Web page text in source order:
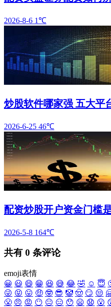
2026-8-6 1℃
炒股软件哪家强 五大平
2026-6-25 46℃
配资炒股开户资金门槛
2026-5-8 164℃
共有 0 条评论
emoji表情
😀 😃 😄 😁 😆 😅 😂 🤣 ☺️ 😇
😜 😝 😛 🤑 🤓 😎 🤡 🤠 😏 😒
😤 😠 😡 😶 😐 😑 😯 😦 😧 😮